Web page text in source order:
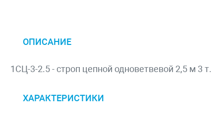
ОПИСАНИЕ
1СЦ-3-2.5 - строп цепной одноветвевой 2,5 м 3 т.
ХАРАКТЕРИСТИКИ